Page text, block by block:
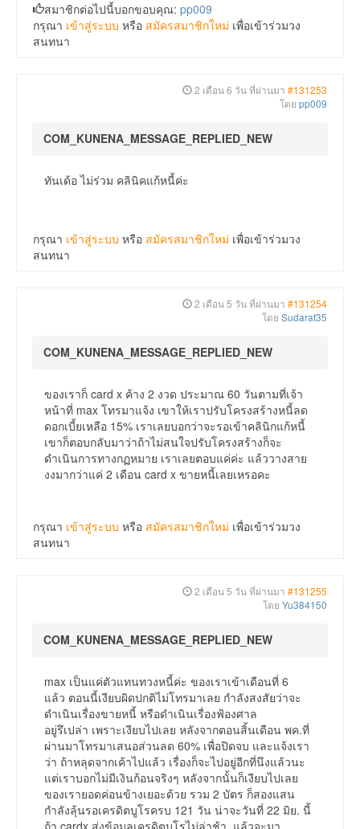
สมาชิกต่อไปนี้บอกขอบคุณ: pp009
กรุณา เข้าสู่ระบบ หรือ สมัครสมาชิกใหม่ เพื่อเข้าร่วมวง
สนทนา
2 เดือน 6 วัน ที่ผ่านมา #131253
โดย pp009
COM_KUNENA_MESSAGE_REPLIED_NEW
ทันเด้อ ไม่ร่วม คลินิคแก้หนี้ค่ะ
กรุณา เข้าสู่ระบบ หรือ สมัครสมาชิกใหม่ เพื่อเข้าร่วมวง
สนทนา
2 เดือน 5 วัน ที่ผ่านมา #131254
โดย Sudarat35
COM_KUNENA_MESSAGE_REPLIED_NEW
ของเราก็ card x ค้าง 2 งวด ประมาณ 60 วันตามที่เจ้า
หน้าที่ max โทรมาแจ้ง เขาให้เราปรับโครงสร้างหนี้ลด
ดอกเบี้ยเหลือ 15% เราเลยบอกว่าจะรอเข้าคลินิกแก้หนี้
เขาก็ตอบกลับมาว่าถ้าไม่สนใจปรับโครงสร้างก็จะ
ดำเนินการทางกฏหมาย เราเลยตอบแค่ค่ะ แล้ววางสาย
งงมากว่าแค่ 2 เดือน card x ขายหนี้เลยเหรอคะ
กรุณา เข้าสู่ระบบ หรือ สมัครสมาชิกใหม่ เพื่อเข้าร่วมวง
สนทนา
2 เดือน 5 วัน ที่ผ่านมา #131255
โดย Yu384150
COM_KUNENA_MESSAGE_REPLIED_NEW
max เป็นแค่ตัวแทนทวงหนี้ค่ะ ของเราเข้าเดือนที่ 6
แล้ว ตอนนี้เงียบผิดปกติไม่โทรมาเลย กำลังสงสัยว่าจะ
ดำเนินเรื่องขายหนี้ หรือดำเนินเรื่องฟ้องศาล
อยู่รึเปล่า เพราะเงียบไปเลย หลังจากตอนสิ้นเดือน พค.ที่
ผ่านมาโทรมาเสนอส่วนลด 60% เพื่อปิดจบ และแจ้งเรา
ว่า ถ้าหลุดจากเค้าไปแล้ว เรื่องก็จะไปอยู่อีกที่นึงแล้วนะ
แต่เราบอกไม่มีเงินก้อนจริงๆ หลังจากนั้นก็เงียบไปเลย
ของเรายอดค่อนข้างเยอะด้วย รวม 2 บัตร ก็สองแสน
กำลังลุ้นรอเครดิตบูโรครบ 121 วัน น่าจะวันที่ 22 มิย. นี้